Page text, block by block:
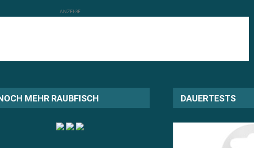
ANZEIGE
MEHR RAUBFISCH DAUERTESTS